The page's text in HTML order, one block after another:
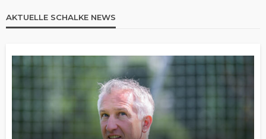
AKTUELLE SCHALKE NEWS